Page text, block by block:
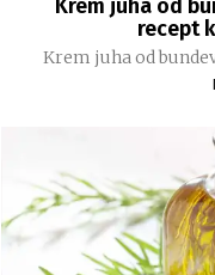
Krem juha od
recept
Krem juha od